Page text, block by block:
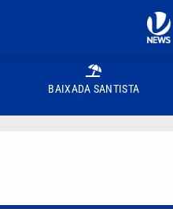
BAIXADA SANTISTA